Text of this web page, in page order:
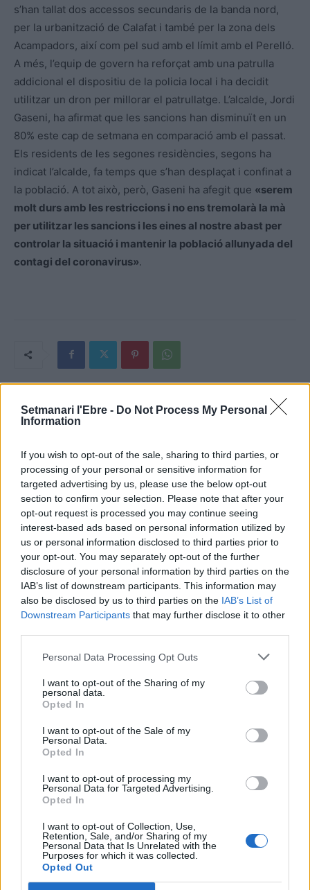
Setmanari l'Ebre - Do Not Process My Personal
Information
If you wish to opt-out of the sale, sharing to third parties, or
processing of your personal or sensitive information for
targeted advertising by us, please use the below opt-out
section to confirm your selection. Please note that after your
opt-out request is processed you may continue seeing
interest-based ads based on personal information utilized by
us or personal information disclosed to third parties prior to
your opt-out. You may separately opt-out of the further
disclosure of your personal information by third parties on the
IAB’s list of downstream participants. This information may
also be disclosed by us to third parties on the IAB’s List of
Downstream Participants that may further disclose it to other
Personal Data Processing Opt Outs
I want to opt-out of the Sharing of my
personal data.
Opted In
I want to opt-out of the Sale of my
Personal Data.
Opted In
I want to opt-out of processing my
Personal Data for Targeted Advertising.
Opted In
I want to opt-out of Collection, Use,
Retention, Sale, and/or Sharing of my
Personal Data that Is Unrelated with the
Purposes for which it was collected.
Opted Out
s’han tallat dos accessos secundaris de la banda nord,
per la urbanització de Calafat i també per la zona dels
Acampadors, així com pel sud amb el límit amb el Perelló.
A més, l’equip de govern ha reforçat amb una patrulla
addicional el dispositiu de la policia local i ha decidit
utilitzar un dron per millorar el patrullatge. L’alcalde, Jordi
Gaseni, ha afirmat que les sancions han disminuït en un
80% este cap de setmana en comparació amb el passat.
Els residents de les segones residències, segons ha
indicat l’alcalde, fa temps que s’han desplaçat i confinat a
la població. A tot això, però, Gaseni ha afegit que «serem
molt durs amb les restriccions i no ens tremolarà la mà
per utilitzar les sancions i les eines al nostre abast per
controlar la situació i mantenir la població allunyada del
contagi del coronavirus».
Article anterior Article següent
pautes d’exercicis dirigides
als afectats per coronavirus
Redaccio
Periodistes
ARTICLES RELACIONATS
concurs
Entrevistes
“L’eclipsi serà una oportunitat també per a
gaudir de les Festes Majors d’Amposta”